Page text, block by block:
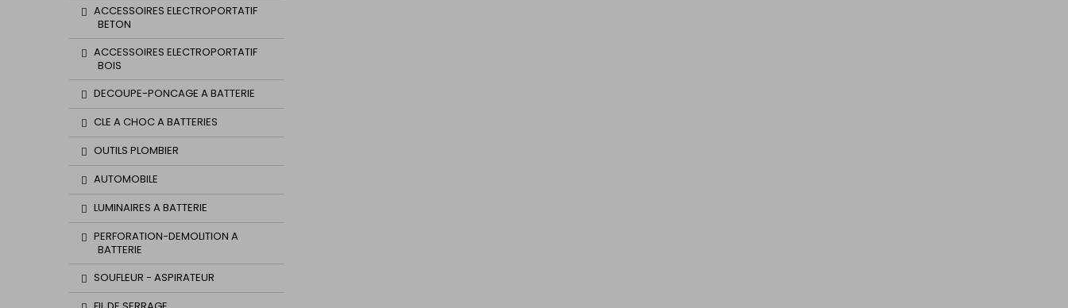
ACCESSOIRES ELECTROPORTATIF
BETON
ACCESSOIRES ELECTROPORTATIF
BOIS
DECOUPE-PONCAGE A BATTERIE
CLE A CHOC A BATTERIES
OUTILS PLOMBIER
AUTOMOBILE
LUMINAIRES A BATTERIE
PERFORATION-DEMOLITION A
BATTERIE
SOUFLEUR - ASPIRATEUR